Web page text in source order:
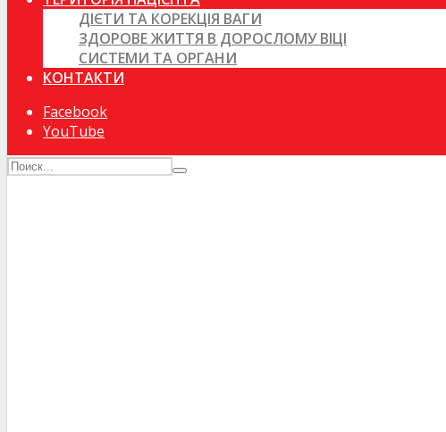
ДІЄТИ ТА КОРЕКЦІЯ ВАГИ
ЗДОРОВЕ ЖИТТЯ В ДОРОСЛОМУ ВІЦІ
СИСТЕМИ ТА ОРГАНИ
КОНТАКТИ
Facebook
YouTube